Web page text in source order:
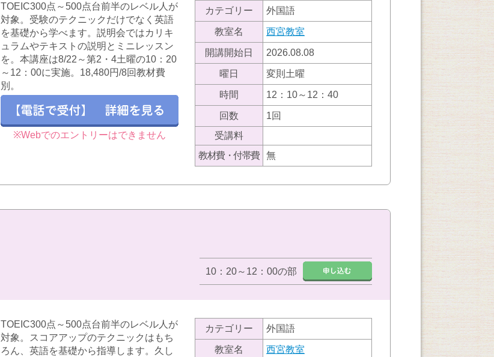
TOEIC300点～500点台前半のレベル人が
対象。受験のテクニックだけでなく英語
を基礎から学べます。説明会ではカリキ
ュラムやテキストの説明とミニレッスン
を。本講座は8/22～第2・4土曜の10：20
～12：00に実施。18,480円/8回教材費
別。
※Webでのエントリーはできません
カテゴリー 外国語
教室名 西宮教室
開講開始日 2026.08.08
曜日 変則土曜
時間 12：10～12：40
回数
1回
受講料
教材費・付帯費
無
10：20～12：00の部
TOEIC300点～500点台前半のレベル人が
対象。スコアアップのテクニックはもち
ろん、英語を基礎から指導します。久し
カテゴリー 外国語
教室名 西宮教室